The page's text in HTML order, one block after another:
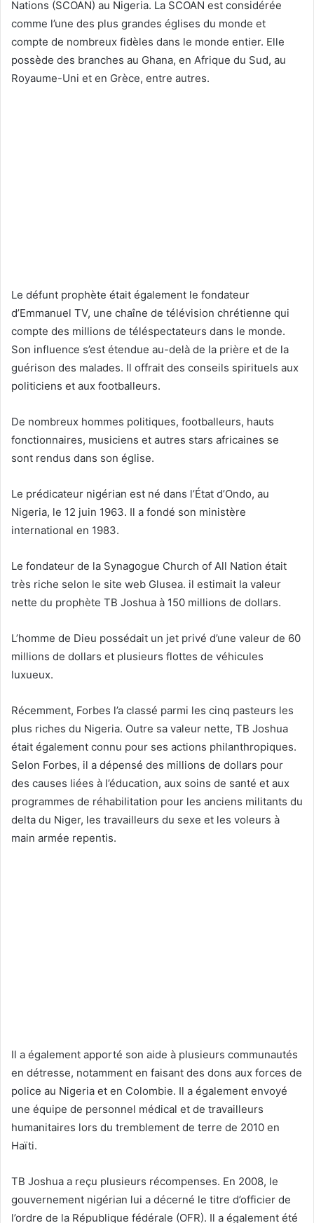
Nations (SCOAN) au Nigeria. La SCOAN est considérée
comme l’une des plus grandes églises du monde et
compte de nombreux fidèles dans le monde entier. Elle
possède des branches au Ghana, en Afrique du Sud, au
Royaume-Uni et en Grèce, entre autres.
Le défunt prophète était également le fondateur
d’Emmanuel TV, une chaîne de télévision chrétienne qui
compte des millions de téléspectateurs dans le monde.
Son influence s’est étendue au-delà de la prière et de la
guérison des malades. Il offrait des conseils spirituels aux
politiciens et aux footballeurs.
De nombreux hommes politiques, footballeurs, hauts
fonctionnaires, musiciens et autres stars africaines se
sont rendus dans son église.
Le prédicateur nigérian est né dans l’État d’Ondo, au
Nigeria, le 12 juin 1963. Il a fondé son ministère
international en 1983.
Le fondateur de la Synagogue Church of All Nation était
très riche selon le site web Glusea. il estimait la valeur
nette du prophète TB Joshua à 150 millions de dollars.
L’homme de Dieu possédait un jet privé d’une valeur de 60
millions de dollars et plusieurs flottes de véhicules
luxueux.
Récemment, Forbes l’a classé parmi les cinq pasteurs les
plus riches du Nigeria. Outre sa valeur nette, TB Joshua
était également connu pour ses actions philanthropiques.
Selon Forbes, il a dépensé des millions de dollars pour
des causes liées à l’éducation, aux soins de santé et aux
programmes de réhabilitation pour les anciens militants du
delta du Niger, les travailleurs du sexe et les voleurs à
main armée repentis.
Il a également apporté son aide à plusieurs communautés
en détresse, notamment en faisant des dons aux forces de
police au Nigeria et en Colombie. Il a également envoyé
une équipe de personnel médical et de travailleurs
humanitaires lors du tremblement de terre de 2010 en
Haïti.
TB Joshua a reçu plusieurs récompenses. En 2008, le
gouvernement nigérian lui a décerné le titre d’officier de
l’ordre de la République fédérale (OFR). Il a également été